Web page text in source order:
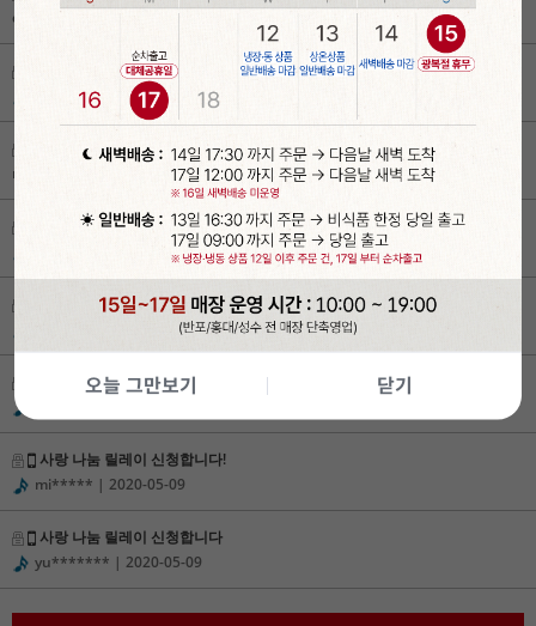
오늘 그만보기 닫기
qw******
사랑나눔릴레이 신청합니다
nh******
| 2020-05-10
재능기부신청해요♡♡♡
nh*******
| 2020-05-10
사랑나눔 릴레이 신청합니다! :)
| 2020-05-09
사랑나눔릴레이 신청합니다
베이킹 재능기부 신청합니다
사랑 나눔 릴레이 신청합니다!
mi***** | 2020-05-09
사랑 나눔 릴레이 신청합니다
yu******* | 2020-05-09